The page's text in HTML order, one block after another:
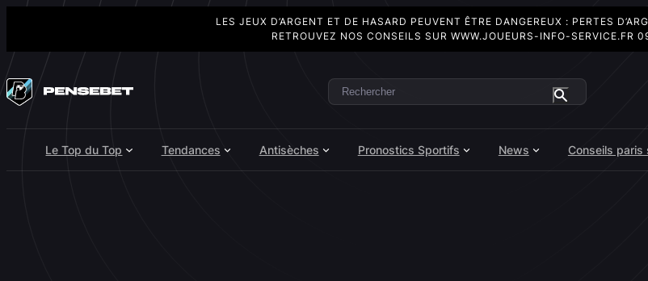
LES JEUX D’ARGENT ET DE HASARD PEUVENT ÊTRE DANGEREUX : PERTES
RETROUVEZ NOS CONSEILS SUR WWW.JOUEURS-INFO-SERVICE.FR
au
contenu
Rechercher
Le Top du Top Tendances Antisèches Pronostics Sportifs News Conseils paris